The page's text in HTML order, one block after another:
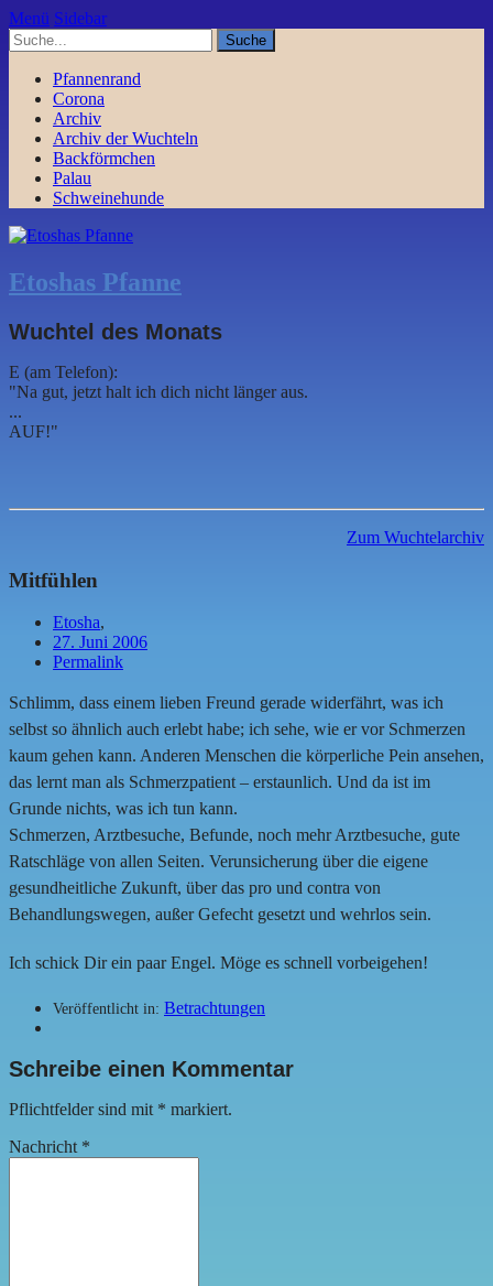
Menü Sidebar
Pfannenrand
Corona
Archiv
Archiv der Wuchteln
Backförmchen
Palau
Schweinehunde
Etoshas Pfanne
Wuchtel des Monats
E (am Telefon):
"Na gut, jetzt halt ich dich nicht länger aus.
...
AUF!"
Zum Wuchtelarchiv
Mitfühlen
Etosha,
27. Juni 2006
Permalink
Schlimm, dass einem lieben Freund gerade widerfährt, was ich
selbst so ähnlich auch erlebt habe; ich sehe, wie er vor Schmerzen
kaum gehen kann. Anderen Menschen die körperliche Pein ansehen,
das lernt man als Schmerzpatient – erstaunlich. Und da ist im
Grunde nichts, was ich tun kann.
Schmerzen, Arztbesuche, Befunde, noch mehr Arztbesuche, gute
Ratschläge von allen Seiten. Verunsicherung über die eigene
gesundheitliche Zukunft, über das pro und contra von
Behandlungswegen, außer Gefecht gesetzt und wehrlos sein.
Ich schick Dir ein paar Engel. Möge es schnell vorbeigehen!
Veröffentlicht in: Betrachtungen
Schreibe einen Kommentar
Pflichtfelder sind mit * markiert.
Nachricht *